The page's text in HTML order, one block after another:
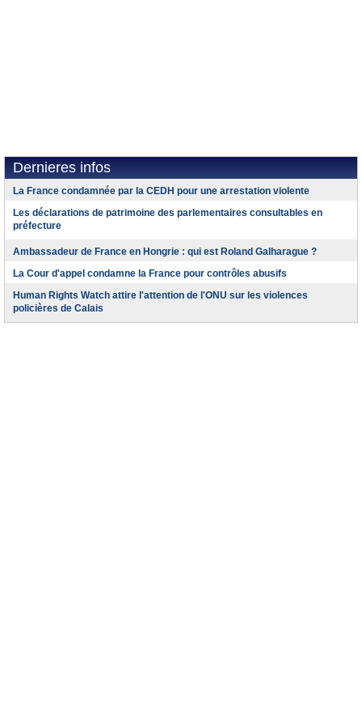
Dernieres infos
La France condamnée par la CEDH pour une arrestation violente
Les déclarations de patrimoine des parlementaires consultables en
préfecture
Ambassadeur de France en Hongrie : qui est Roland Galharague ?
La Cour d'appel condamne la France pour contrôles abusifs
Human Rights Watch attire l'attention de l'ONU sur les violences
policières de Calais